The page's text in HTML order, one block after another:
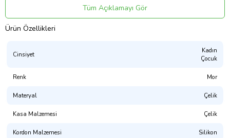
dönüştürmek için her detayı özenle düşünür.
Tüm Açıklamayı Gör
Ürün Özellikleri
Cinsiyet
Kadın
Çocuk
Renk Mor
Materyal Çelik
Kasa Malzemesi Çelik
Kordon Malzemesi Silikon